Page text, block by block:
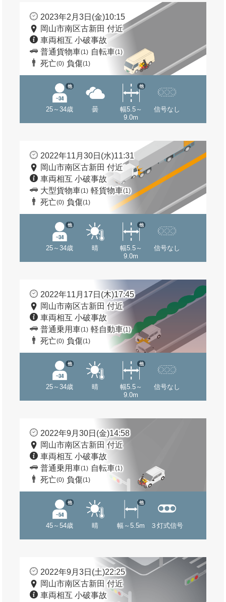
2023年2月3日(金)10:15
岡山市南区古新田 付近
車両相互 小破事故
普通貨物車(1) 自転車(1)
死亡(0) 負傷(1)
25～34歳
他
曇
幅5.5～
9.0m
他
信号なし
2022年11月30日(水)11:31
岡山市南区古新田 付近
車両相互 小破事故
大型貨物車(1) 軽貨物車(1)
死亡(0) 負傷(1)
25～34歳
他
晴
幅5.5～
9.0m
他
信号なし
2022年11月17日(木)17:45
岡山市南区古新田 付近
車両相互 小破事故
普通乗用車(1) 軽自動車(1)
死亡(0) 負傷(1)
25～34歳
他
晴
幅5.5～
9.0m
他
信号なし
2022年9月30日(金)14:58
岡山市南区古新田 付近
車両相互 小破事故
普通乗用車(1) 自転車(1)
死亡(0) 負傷(1)
45～54歳
他
晴 幅～5.5m
他
３灯式信号
2022年9月3日(土)22:25
岡山市南区古新田 付近
車両相互 小破事故